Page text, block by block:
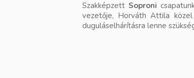
Szakképzett Soproni
vezetője, Horváth Attila
duguláselhárításra lenne